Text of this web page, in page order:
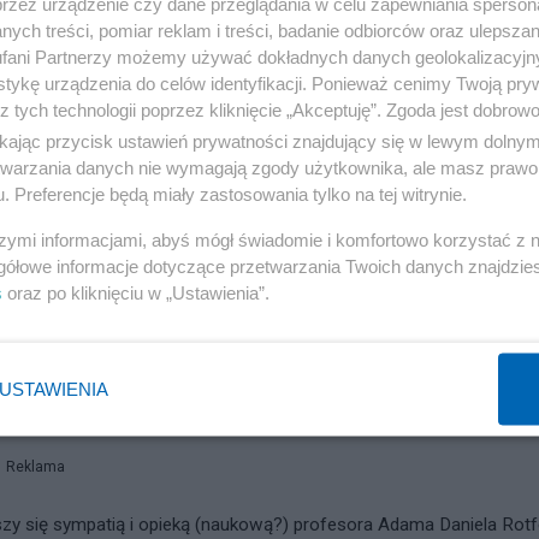
odtwarzać metodą badań archeologicznych, przekopując
się do trzech posad stałych i kilku „fuch na boku”: w
PAP w Moskwie, jako „ekspert i kierownik biura” w Polskim
w Ośrodku Studiów Wschodnich aby zaawansować w roku
roku 1947, kiedy jego dyrektorem był tow. Pułkownik
tego podmiotu jest pan dr. Sławomir Dębski, nie tak
i Porozumienia. Oraz członek Polsko-Rosyjskiej
Reklama
się sympatią i opieką (naukową?) profesora Adama Daniela
treści, pomiar reklam i treści, badanie odbiorców oraz
Partnerzy możemy używać dokładnych danych
urządzenia do celów identyfikacji. Ponieważ cenimy Twoją
tych technologii poprzez kliknięcie „Akceptuję”. Zgoda jest
przycisk ustawień prywatności znajdujący się w lewym
danych nie wymagają zgody użytkownika, ale masz
Preferencje będą miały zastosowania tylko na tej witrynie.
informacjami, abyś mógł świadomie i komfortowo korzystać z
informacje dotyczące przetwarzania Twoich danych
oraz po kliknięciu w „Ustawienia”.
USTAWIENIA